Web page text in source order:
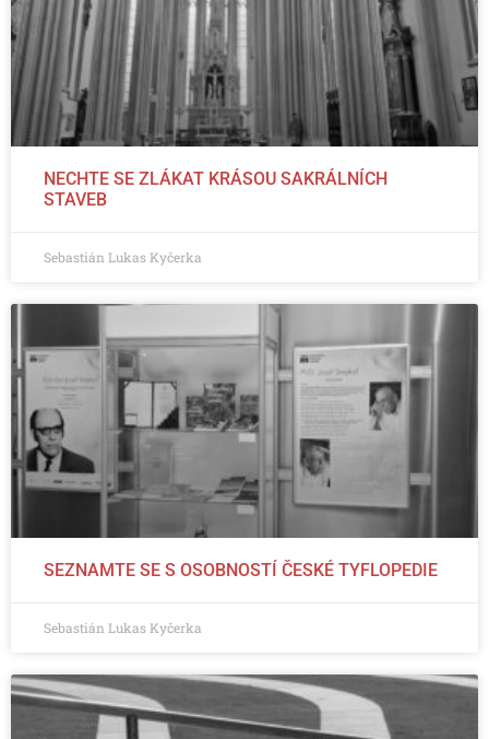
NECHTE SE ZLÁKAT KRÁSOU SAKRÁLNÍCH
STAVEB
Sebastián Lukas Kyčerka
SEZNAMTE SE S OSOBNOSTÍ ČESKÉ TYFLOPEDIE
Sebastián Lukas Kyčerka